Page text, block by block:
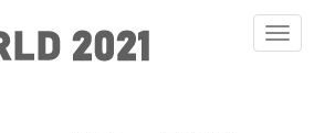
Toggle